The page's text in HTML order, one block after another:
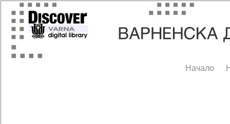
Начало